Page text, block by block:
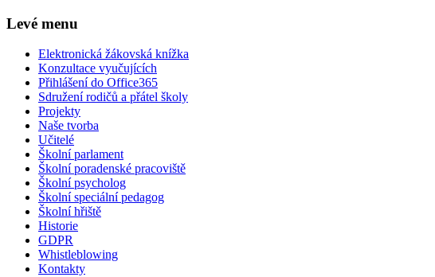
Levé menu
Elektronická žákovská knížka
Konzultace vyučujících
Přihlášení do Office365
Sdružení rodičů a přátel školy
Projekty
Naše tvorba
Učitelé
Školní parlament
Školní poradenské pracoviště
Školní psycholog
Školní speciální pedagog
Školní hřiště
Historie
GDPR
Whistleblowing
Kontakty